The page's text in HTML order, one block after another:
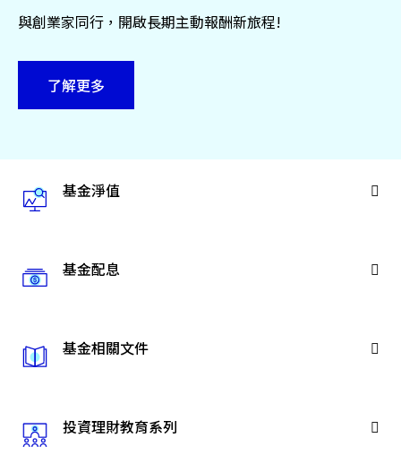
台灣
聯絡我們
與創業家同行，開啟長期主動報酬新旅程!
了解更多
基金淨值
基金配息
基金相關文件
投資理財教育系列